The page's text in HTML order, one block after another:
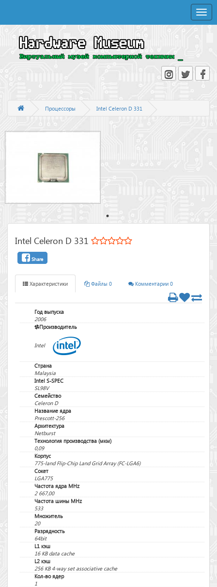
Toggle
Процессоры Intel Celeron D 331
Intel Celeron D 331
Share
Характеристики Файлы 0 Комментарии 0
Год выпуска
2006
Производитель
Intel
Страна
Malaysia
Intel S-SPEC
SL98V
Семейство
Celeron D
Название ядра
Prescott-256
Архитектура
Netburst
Технология производства (мкм)
0,09
Корпус
775-land Flip-Chip Land Grid Array (FC-LGA6)
Сокет
LGA775
Частота ядра MHz
2 667,00
Частота шины MHz
533
Множитель
20
Разрядность
64bit
L1 кэш
16 KB data cache
L2 кэш
256 KB 4-way set associative cache
Кол-во ядер
1